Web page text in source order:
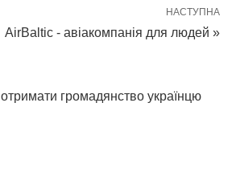
НАСТУПНА
AirBaltic - авіакомпанія для людей »
громадянство українцю